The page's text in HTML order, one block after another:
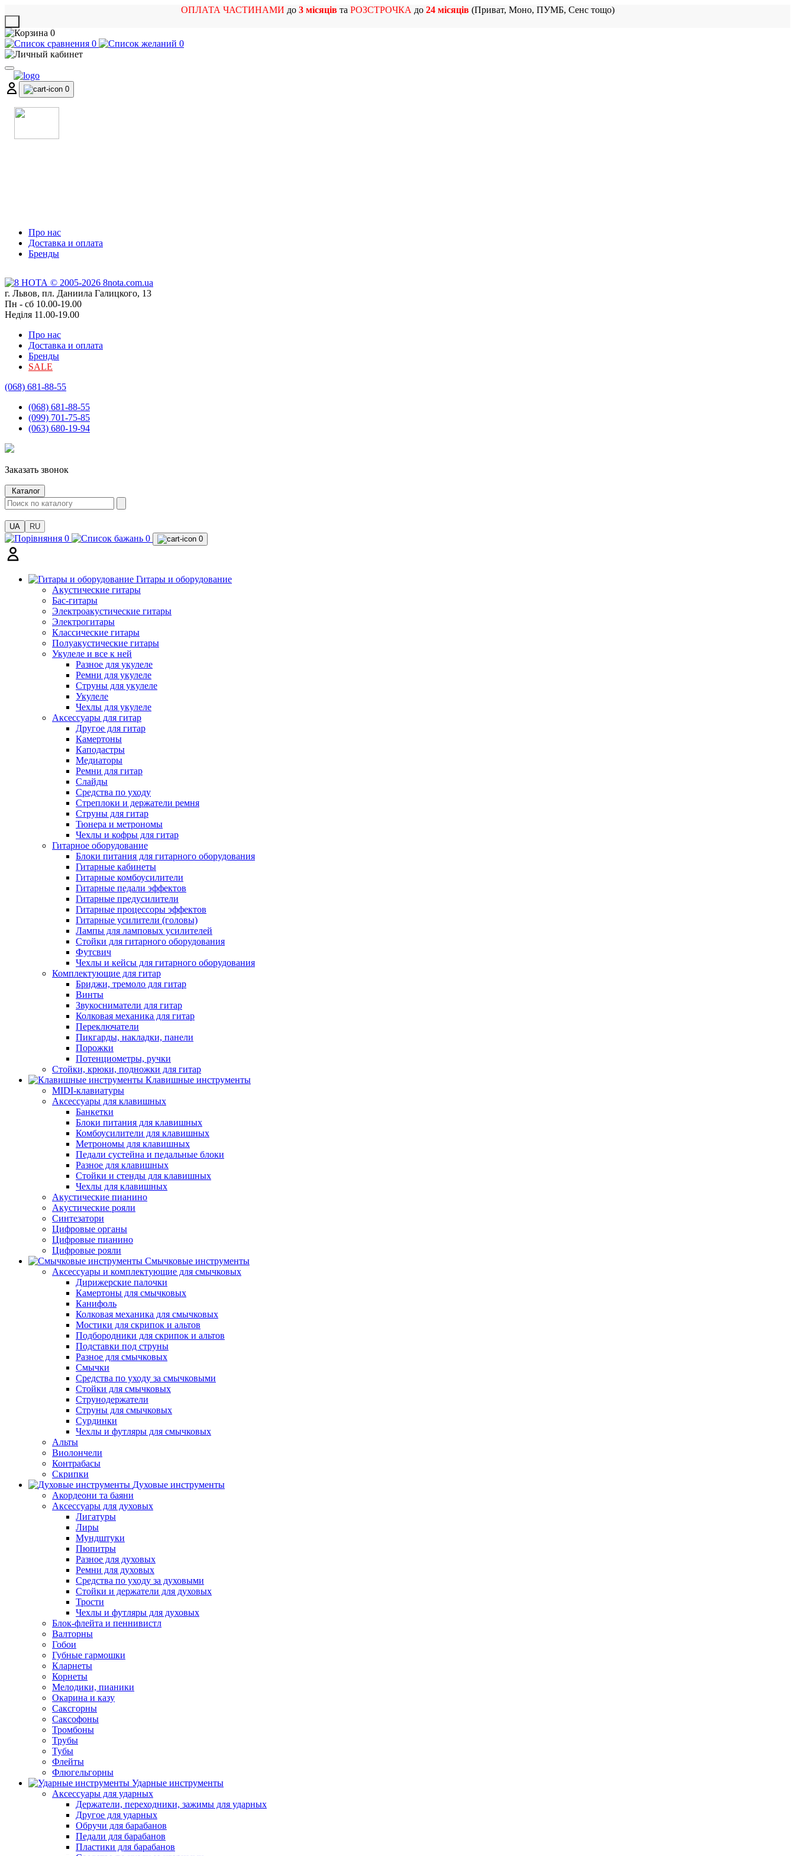
ОПЛАТА ЧАСТИНАМИ до 3 місяцівта РОЗСТРОЧКА до 24 місяців(Приват, Моно, ПУМБ, Сенс тощо)
0
0
0
0
Про нас
Доставка и оплата
Бренды
г. Львов, пл. Даниила Галицкого, 13
Пн - сб 10.00-19.00
Неділя 11.00-19.00
Про нас
Доставка и оплата
Бренды
SALE
(068) 681-88-55
(068) 681-88-55
(099) 701-75-85
(063) 680-19-94
Заказать звонок
Каталог
UA RU
0 0 0
Гитары и оборудование
Акустические гитары
Бас-гитары
Электроакустические гитары
Электрогитары
Классические гитары
Полуакустические гитары
Укулеле и все к ней
Разное для укулеле
Ремни для укулеле
Струны для укулеле
Укулеле
Чехлы для укулеле
Аксессуары для гитар
Другое для гитар
Камертоны
Каподастры
Медиаторы
Ремни для гитар
Слайды
Средства по уходу
Стреплоки и держатели ремня
Струны для гитар
Тюнера и метрономы
Чехлы и кофры для гитар
Гитарное оборудование
Блоки питания для гитарного оборудования
Гитарные кабинеты
Гитарные комбоусилители
Гитарные педали эффектов
Гитарные предусилители
Гитарные процессоры эффектов
Гитарные усилители (головы)
Лампы для ламповых усилителей
Стойки для гитарного оборудования
Футсвич
Чехлы и кейсы для гитарного оборудования
Комплектующие для гитар
Бриджи, тремоло для гитар
Винты
Звукосниматели для гитар
Колковая механика для гитар
Переключатели
Пикгарды, накладки, панели
Порожки
Потенциометры, ручки
Стойки, крюки, подножки для гитар
Клавишные инструменты
MIDI-клавиатуры
Аксессуары для клавишных
Банкетки
Блоки питания для клавишных
Комбоусилители для клавишных
Метрономы для клавишных
Педали сустейна и педальные блоки
Разное для клавишных
Стойки и стенды для клавишных
Чехлы для клавишных
Акустические пианино
Акустические рояли
Синтезатори
Цифровые органы
Цифровые пианино
Цифровые рояли
Смычковые инструменты
Аксессуары и комплектующие для смычковых
Дирижерские палочки
Камертоны для смычковых
Канифоль
Колковая механика для смычковых
Мостики для скрипок и альтов
Подбородники для скрипок и альтов
Подставки под струны
Разное для смычковых
Смычки
Средства по уходу за смычковыми
Стойки для смычковых
Струнодержатели
Струны для смычковых
Сурдинки
Чехлы и футляры для смычковых
Альты
Виолончели
Контрабасы
Скрипки
Духовые инструменты
Акордеони та баяни
Аксессуары для духовых
Лигатуры
Лиры
Мундштуки
Пюпитры
Разное для духовых
Ремни для духовых
Средства по уходу за духовыми
Стойки и держатели для духовых
Трости
Чехлы и футляры для духовых
Блок-флейта и пеннивистл
Валторны
Гобои
Губные гармошки
Кларнеты
Корнеты
Мелодики, пианики
Окарина и казу
Саксгорны
Саксофоны
Тромбоны
Трубы
Тубы
Флейты
Флюгельгорны
Ударные инструменты
Аксессуары для ударных
Держатели, переходники, зажимы для ударных
Другое для ударных
Обручи для барабанов
Педали для барабанов
Пластики для барабанов